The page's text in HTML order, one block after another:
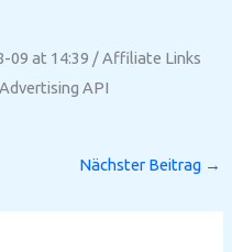
09 at 14:39 / Affiliate Links
API
Nächster Beitrag →